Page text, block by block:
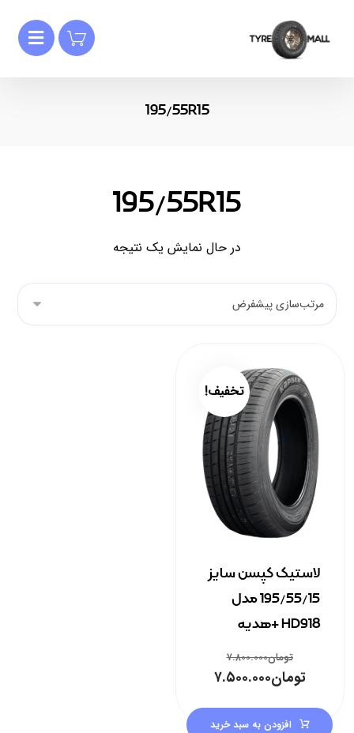
195/55R15
195/55R15
در حال نمایش یک نتیجه
لاستیک کپسن سایز
195/55/15 مدل
HD918 +هدیه
تومان۷.۸۰۰.۰۰۰
تومان۷.۵۰۰.۰۰۰
تخفیف!
افزودن به سبد خرید